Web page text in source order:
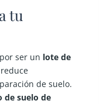
tu
ser un lote de
de suelo.
de suelo de